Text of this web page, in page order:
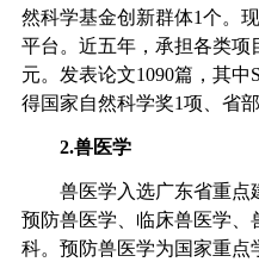
然科学基金创新群体1个。
平台。近五年，承担各类项
元。发表论文1090篇，其中
得国家自然科学奖1项、省
2.兽医学
兽医学入选广东省重点
预防兽医学、临床兽医学、
科。 预防兽医学为国家重点